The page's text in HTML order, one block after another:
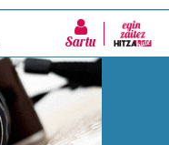
Sartu